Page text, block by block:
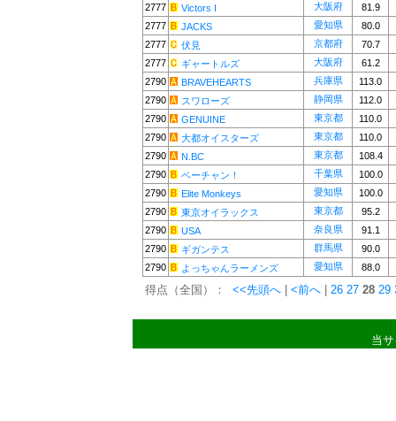
2777
Victors I 大阪府
81.9
2777
JACKS 愛知県
80.0
2777
伏見 京都府
70.7
2777
ギャートルズ 大阪府
61.2
2790
BRAVEHEARTS 兵庫県
113.0
2790
スワローズ 静岡県
112.0
2790
GENUINE 東京都
110.0
2790
大都オイスターズ 東京都
110.0
2790
N.BC 東京都
108.4
2790
ベーチャン！ 千葉県
100.0
2790
Elite Monkeys 愛知県
100.0
2790
東京オイラックス 東京都
95.2
2790
USA 奈良県
91.1
2790
ギガンテス 群馬県
90.0
2790
よっちゃんラーメンズ 愛知県 88.0
得点（全国）： <<先頭へ <前へ 26 27 28 29
当